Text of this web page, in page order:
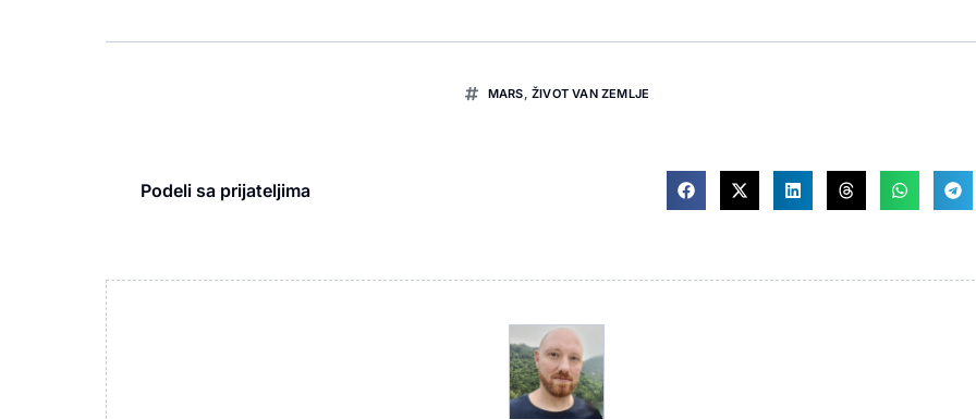
MARS, ŽIVOT VAN ZEMLJE
Podeli sa prijateljima